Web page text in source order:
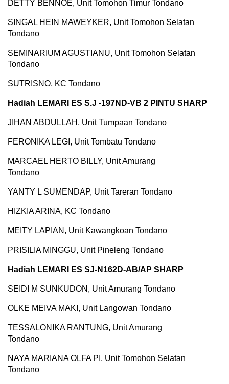
DETTY BENNOE, Unit Tomohon Timur Tondano
SINGAL HEIN MAWEYKER, Unit Tomohon Selatan
Tondano
SEMINARIUM AGUSTIANU, Unit Tomohon Selatan
Tondano
SUTRISNO, KC Tondano
Hadiah LEMARI ES S.J -197ND-VB 2 PINTU SHARP
JIHAN ABDULLAH, Unit Tumpaan Tondano
FERONIKA LEGI, Unit Tombatu Tondano
MARCAEL HERTO BILLY, Unit Amurang
Tondano
YANTY L SUMENDAP, Unit Tareran Tondano
HIZKIA ARINA, KC Tondano
MEITY LAPIAN, Unit Kawangkoan Tondano
PRISILIA MINGGU, Unit Pineleng Tondano
Hadiah LEMARI ES SJ-N162D-AB/AP SHARP
SEIDI M SUNKUDON, Unit Amurang Tondano
OLKE MEIVA MAKI, Unit Langowan Tondano
TESSALONIKA RANTUNG, Unit Amurang
Tondano
NAYA MARIANA OLFA PI, Unit Tomohon Selatan
Tondano